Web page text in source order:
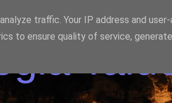
traffic. Your IP address and
to ensure quality of service,